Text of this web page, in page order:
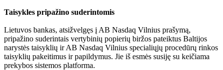
Taisykles pripažino suderintomis
Lietuvos bankas, atsižvelgęs į AB Nasdaq Vilnius prašymą,
pripažino suderintais vertybinių popierių biržos pateiktus Baltijos
narystės taisyklių ir AB Nasdaq Vilnius specialiųjų procedūrų rinkos
taisyklių pakeitimus ir papildymus. Jie iš esmės susiję su keičiama
prekybos sistemos platforma.